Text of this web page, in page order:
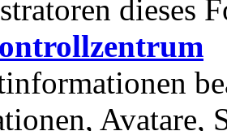
dieses
Avatare,